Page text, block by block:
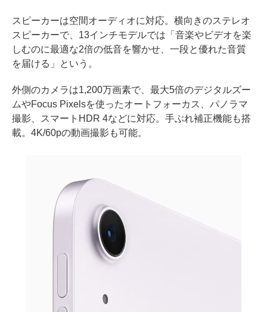
スピーカーは空間オーディオに対応。横向きのステレオ
スピーカーで、13インチモデルでは「音楽やビデオを楽
しむのに最適な2倍の低音を響かせ、一段と優れた音質
を届ける」という。
外側のカメラは1,200万画素で、最大5倍のデジタルズー
ムやFocus Pixelsを使ったオートフォーカス、パノラマ
撮影、スマートHDR 4などに対応。手ぶれ補正機能も搭
載。4K/60pの動画撮影も可能。